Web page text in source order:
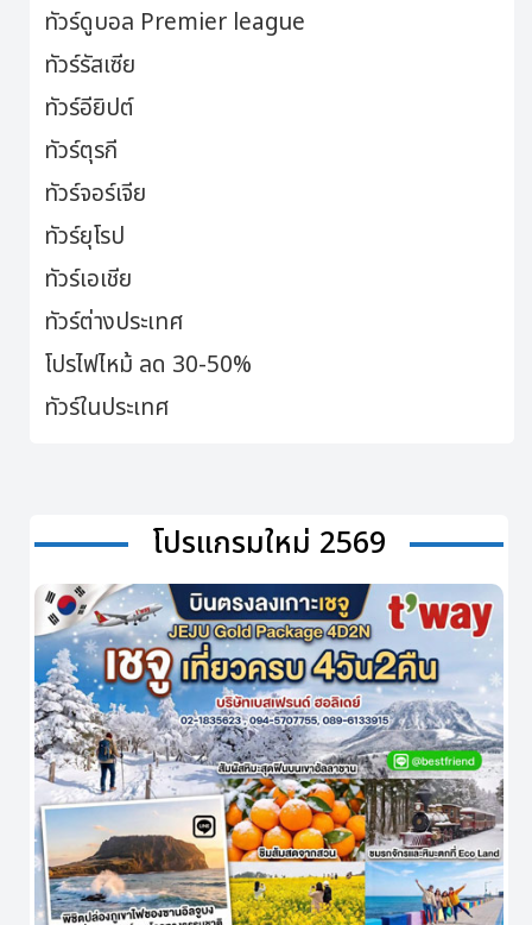
ทัวร์ดูบอล Premier league
ทัวร์รัสเซีย
ทัวร์อียิปต์
ทัวร์ตุรกี
ทัวร์จอร์เจีย
ทัวร์ยุโรป
ทัวร์เอเชีย
ทัวร์ต่างประเทศ
โปรไฟไหม้ ลด 30-50%
ทัวร์ในประเทศ
โปรแกรมใหม่ 2569